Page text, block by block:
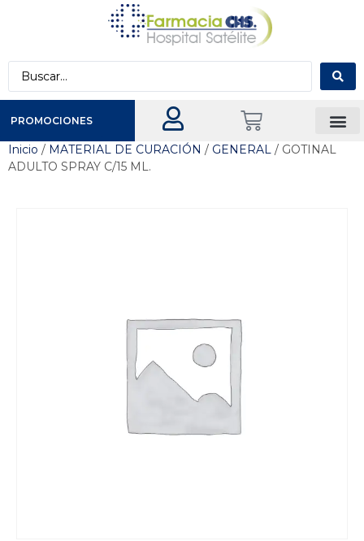
PROMOCIONES
Inicio / MATERIAL DE CURACIÓN / GENERAL / GOTINAL
ADULTO SPRAY C/15 ML.